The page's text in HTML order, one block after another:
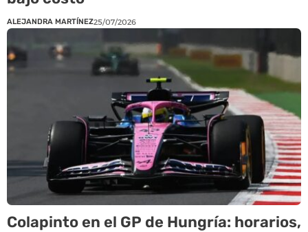
ALEJANDRA MARTÍNEZ25/07/2026
Colapinto en el GP de Hungría: horarios,